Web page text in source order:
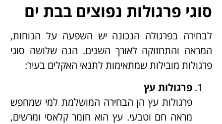
סוגי פרגולות נפוצים בבת ים
לבחירה בפרגולה הנכונה יש השפעה על הנוחות,
המראה והתחזוקה לאורך השנים. הנה שלושה סוגי
פרגולות מובילות שמתאימות לתנאי האקלים בעיר:
פרגולות עץ
פרגולות עץ הן הבחירה המושלמת למי שמחפש
מראה חם וטבעי. עץ הוא חומר קלאסי ומרשים,